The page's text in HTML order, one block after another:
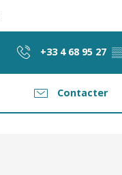
+33 4 68 95 27
Contacter